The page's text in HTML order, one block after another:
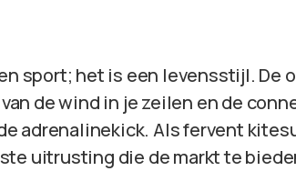
sport; het is een levensstijl. De
de wind in je zeilen en de
adrenalinekick. Als fervent
uitrusting die de markt te